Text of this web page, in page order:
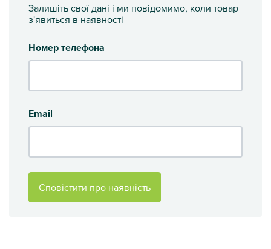
Залишіть свої дані і ми повідомимо, коли товар
з'явиться в наявності
Номер телефона
Email
Сповістити про наявність